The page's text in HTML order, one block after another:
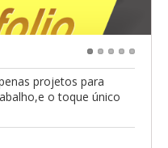
projetos para
o toque único